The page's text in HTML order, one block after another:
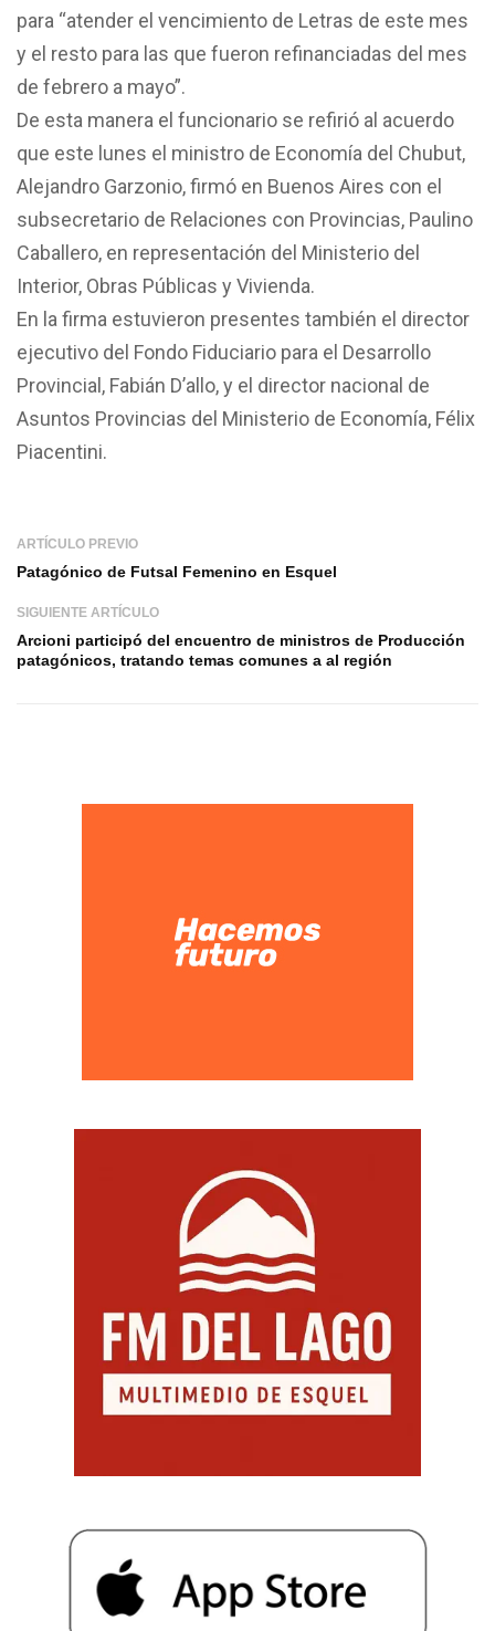
para “atender el vencimiento de Letras de este mes
y el resto para las que fueron refinanciadas del mes
de febrero a mayo”.
De esta manera el funcionario se refirió al acuerdo
que este lunes el ministro de Economía del Chubut,
Alejandro Garzonio, firmó en Buenos Aires con el
subsecretario de Relaciones con Provincias, Paulino
Caballero, en representación del Ministerio del
Interior, Obras Públicas y Vivienda.
En la firma estuvieron presentes también el director
ejecutivo del Fondo Fiduciario para el Desarrollo
Provincial, Fabián D’allo, y el director nacional de
Asuntos Provincias del Ministerio de Economía, Félix
Piacentini.
ARTÍCULO PREVIO
Patagónico de Futsal Femenino en Esquel
SIGUIENTE ARTÍCULO
Arcioni participó del encuentro de ministros de Producción
patagónicos, tratando temas comunes a al región